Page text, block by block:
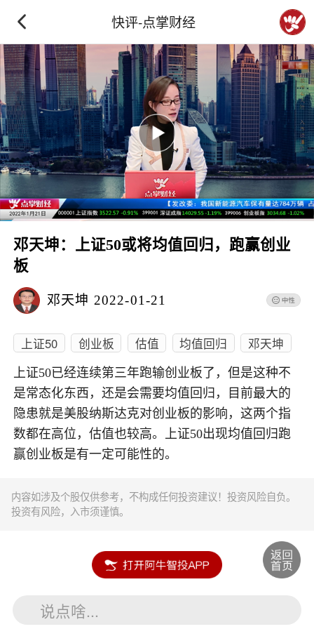
快评-点掌财经
邓天坤：上证50或将均值回归，跑赢创业
板
邓天坤 2022-01-21
上证50 创业板 估值 均值回归 邓天坤
上证50已经连续第三年跑输创业板了，但是这种不
是常态化东西，还是会需要均值回归，目前最大的
隐患就是美股纳斯达克对创业板的影响，这两个指
数都在高位，估值也较高。上证50出现均值回归跑
赢创业板是有一定可能性的。
内容如涉及个股仅供参考，不构成任何投资建议！投资风险自负。
投资有风险，入市须谨慎。
说点啥...